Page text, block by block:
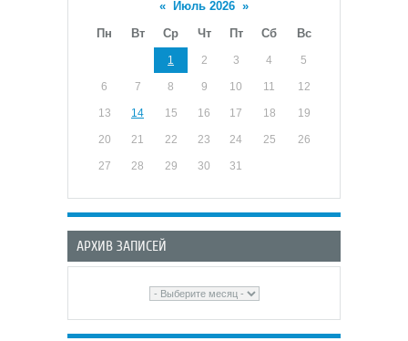
« Июль 2026 »
Пн
Вт Ср Чт Пт Сб Вс
1 2 3 4 5
6 7 8 9 10 11 12
13 14 15 16 17 18 19
20 21 22 23 24 25 26
27 28 29 30 31
АРХИВ ЗАПИСЕЙ